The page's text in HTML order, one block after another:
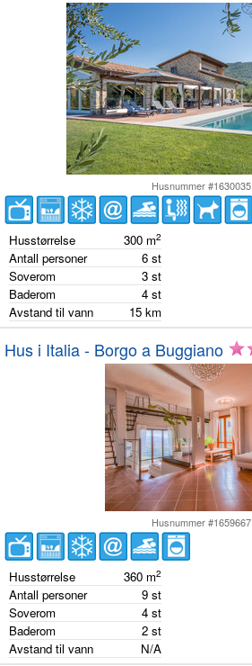
Husnummer #1630035
Husstørrelse 300 m2
Antall personer 6 st
Soverom
3 st
Baderom
4 st
Avstand til vann
15 km
Hus i Italia - Borgo a Buggiano
Husnummer #1659667
Husstørrelse 360 m2
Antall personer 9 st
Soverom
4 st
Baderom
2 st
Avstand til vann
N/A